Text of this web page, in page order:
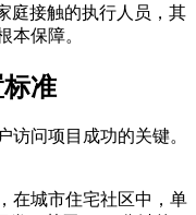
庭接触的执行人员，其
本保障。
准
访问项目成功的关键。
在城市住宅社区中，单